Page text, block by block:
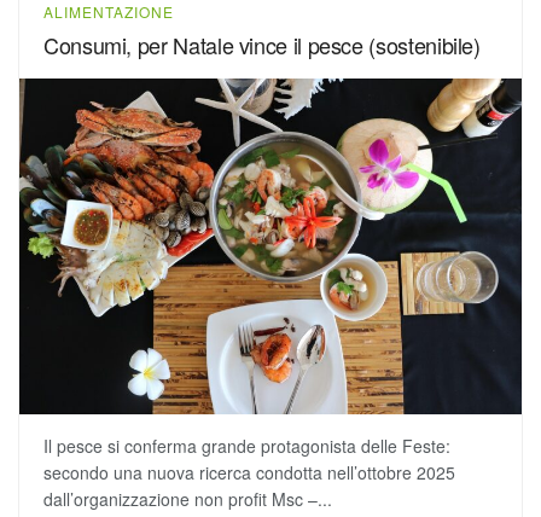
ALIMENTAZIONE
Consumi, per Natale vince il pesce (sostenibile)
Il pesce si conferma grande protagonista delle Feste:
secondo una nuova ricerca condotta nell’ottobre 2025
dall’organizzazione non profit Msc –...